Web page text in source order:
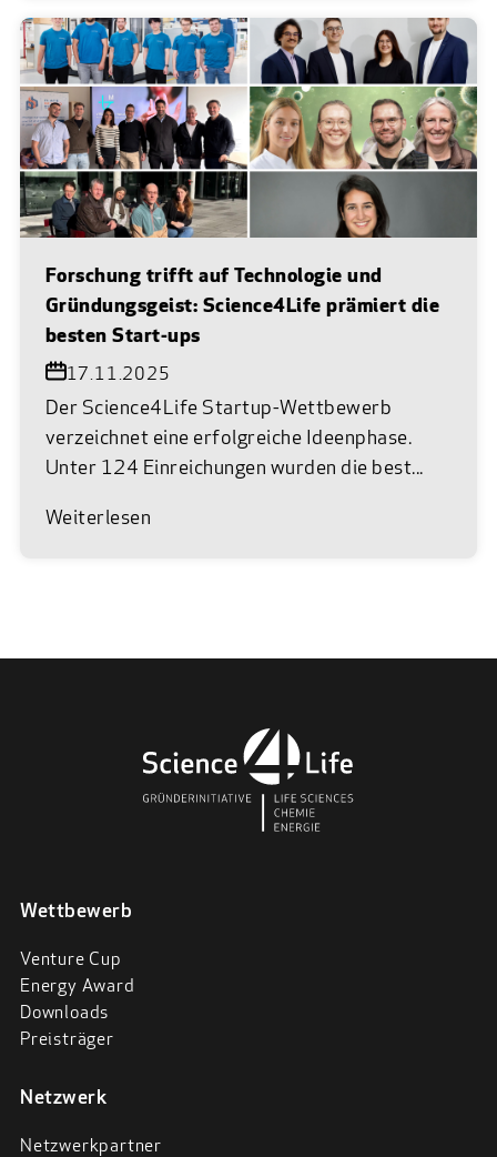
Forschung trifft auf Technologie und
Gründungsgeist: Science4Life prämiert die
besten Start-ups
17.11.2025
Der Science4Life Startup-Wettbewerb
verzeichnet eine erfolgreiche Ideenphase.
Unter 124 Einreichungen wurden die best...
Weiterlesen
Wettbewerb
Venture Cup
Energy Award
Downloads
Preisträger
Netzwerk
Netzwerkpartner